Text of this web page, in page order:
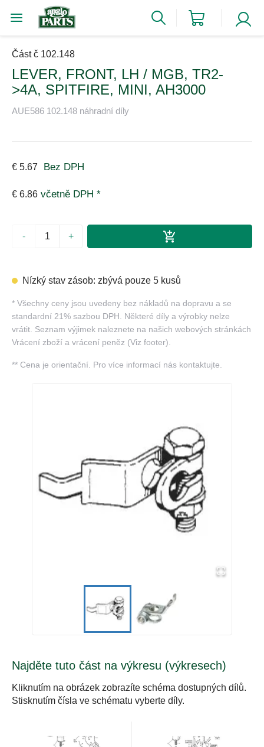
Část č 102.148
LEVER, FRONT, LH / MGB, TR2-
>4A, SPITFIRE, MINI, AH3000
AUE586 102.148 náhradní díly
€ 5.67 Bez DPH
€ 6.86 včetně DPH *
- +
Nízký stav zásob: zbývá pouze 5 kusů
* Všechny ceny jsou uvedeny bez nákladů na dopravu a se
standardní 21% sazbou DPH. Některé díly a výrobky nelze
vrátit. Seznam výjimek naleznete na našich webových stránkách
Vrácení zboží a vrácení peněz (Viz footer).
** Cena je orientační. Pro více informací nás kontaktujte.
Najděte tuto část na výkresu (výkresech)
Kliknutím na obrázek zobrazíte schéma dostupných dílů.
Stisknutím čísla ve schématu vyberte díly.